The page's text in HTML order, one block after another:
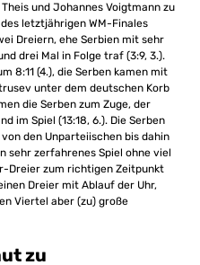
und Johannes Voigtmann zu
letztjährigen WM-Finales
Dreiern, ehe Serbien mit sehr
drei Mal in Folge traf (3:9, 3.).
8:11 (4.), die Serben kamen mit
unter dem deutschen Korb
die Serben zum Zuge, der
im Spiel (13:18, 6.). Die Serben
den Unparteiischen bis dahin
sehr zerfahrenes Spiel ohne viel
Dreier zum richtigen Zeitpunkt
Dreier mit Ablauf der Uhr,
Viertel aber (zu) große
zu